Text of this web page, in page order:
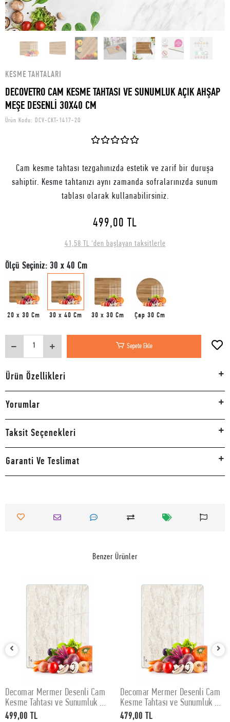
KESME TAHTALARI
DECOVETRO CAM KESME TAHTASI VE SUNUMLUK AÇIK AHŞAP
MEŞE DESENLİ 30X40 CM
Ürün Kodu: DCV-CKT-1417-2Q
Cam kesme tahtası tezgahınızda estetik ve zarif bir duruşa
sahiptir. Kesme tahtanızı aynı zamanda sofralarınızda sunum
tablası olarak kullanabilirsiniz.
499,00 TL
41,58 TL 'den başlayan taksitlerle
Ölçü Seçiniz: 30 x 40 Cm
20 x 30 Cm 30 x 40 Cm 30 x 30 Cm Çap 30 Cm
Sepete Ekle
Ürün Özellikleri
Yorumlar
Taksit Seçenekleri
Garanti Ve Teslimat
Benzer Ürünler
SEPETE EKLE
Decomar Mermer Desenli Cam
Kesme Tahtası ve Sunumluk 30
x 40 cm
499,00 TL
SEPETE EKLE
Decomar Mermer Desenli Cam
Kesme Tahtası ve Sunumluk 25
x 35 cm
479,00 TL